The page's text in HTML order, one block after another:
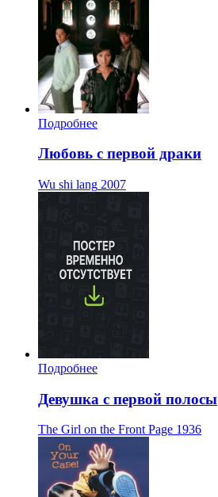
Подробнее
Любовь с первой драки
Wu shi lang 2007
Подробнее
Девушка с первой полосы
The Girl on the Front Page 1936